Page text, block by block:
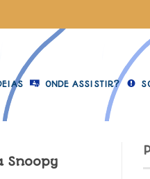
ONDE ASSISTIR?
Snoopy